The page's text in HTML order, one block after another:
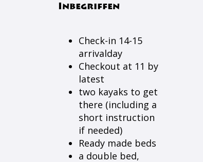
Inbegriffen
Check-in 14-15
arrivalday
Checkout at 11 by
latest
two kayaks to get
there (including a
short instruction
if needed)
Ready made beds
a double bed,